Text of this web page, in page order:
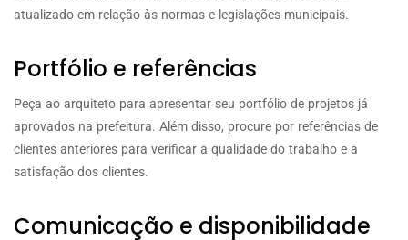
atualizado em relação às normas e legislações municipais.
Portfólio e referências
Peça ao arquiteto para apresentar seu portfólio de projetos já
aprovados na prefeitura. Além disso, procure por referências de
clientes anteriores para verificar a qualidade do trabalho e a
satisfação dos clientes.
Comunicação e disponibilidade